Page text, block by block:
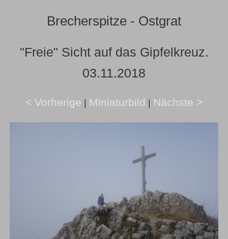
Brecherspitze - Ostgrat
"Freie" Sicht auf das Gipfelkreuz.
03.11.2018
< Vorherige | Miniaturbild | Nächste >